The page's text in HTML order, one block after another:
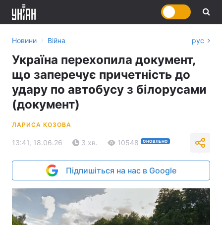
Новини › Війна рус
Україна перехопила документ,
що заперечує причетність до
удару по автобусу з білорусами
(документ)
ЛАРИСА КОЗОВА
13:41, 18.06.26 3 хв. 10548 ОНОВЛЕНО
Підпишіться на нас в Google